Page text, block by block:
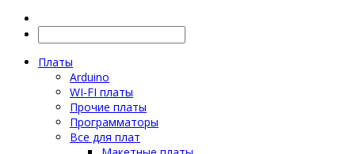
Платы
Arduino
WI-FI платы
Прочие платы
Программаторы
Все для плат